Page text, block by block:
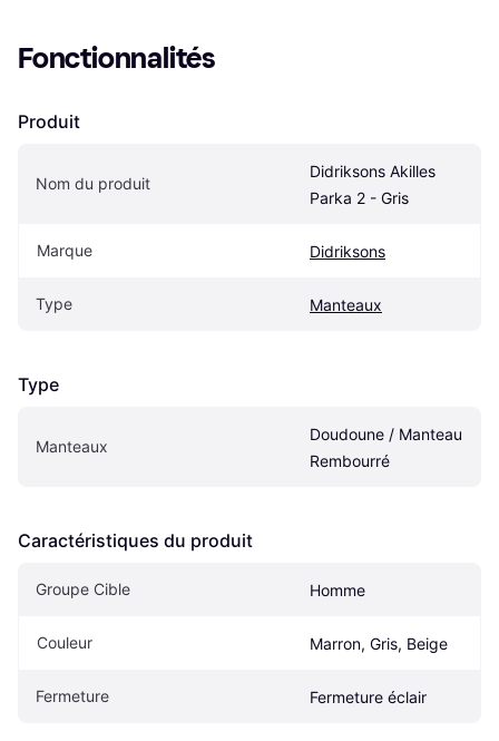
Fonctionnalités
Produit
Nom du produit
Didriksons Akilles
Parka 2 - Gris
Marque Didriksons
Type Manteaux
Type
Manteaux
Doudoune / Manteau
Rembourré
Caractéristiques du produit
Groupe Cible Homme
Couleur Marron, Gris, Beige
Fermeture Fermeture éclair